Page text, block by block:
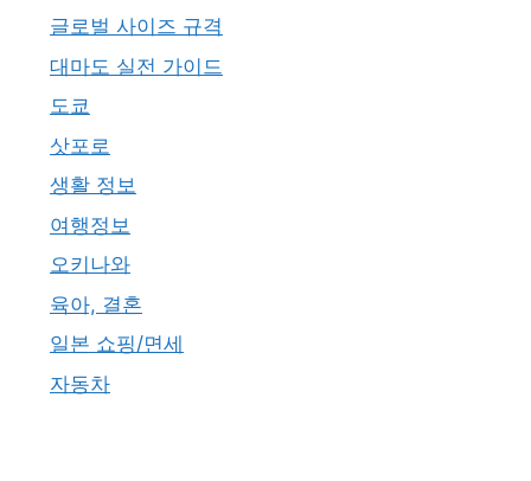
글로벌 사이즈 규격
대마도 실전 가이드
도쿄
삿포로
생활 정보
여행정보
오키나와
육아, 결혼
일본 쇼핑/면세
자동차